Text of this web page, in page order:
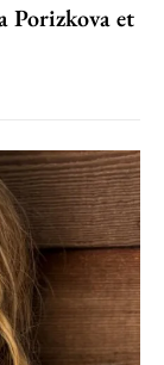
Porizkova et